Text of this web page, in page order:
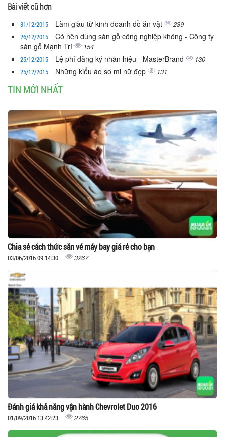
Bài viết cũ hơn
31/12/2015 Làm giàu từ kinh doanh đồ ăn vặt 239
26/12/2015
Có nên dùng sàn gỗ công nghiệp không - Công ty
sàn gỗ Mạnh Trí
154
25/12/2015 Lệ phí đăng ký nhãn hiệu - MasterBrand 130
25/12/2015 Những kiểu áo sơ mi nữ đẹp 131
TIN MỚI NHẤT
Chia sẻ cách thức săn vé máy bay giá rẻ cho bạn
03/06/2016 09:14:30 3267
Đánh giá khả năng vận hành Chevrolet Duo 2016
01/09/2016 13:42:23 2765